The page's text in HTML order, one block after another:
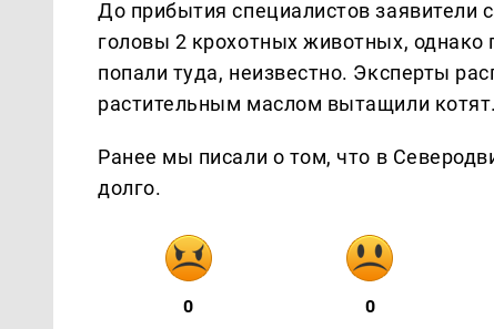
До прибытия специалистов заявители
головы 2 крохотных животных,
попали туда, неизвестно. Эксперты
растительным маслом вытащили
Ранее мы писали о том, что в
долго.
0 0